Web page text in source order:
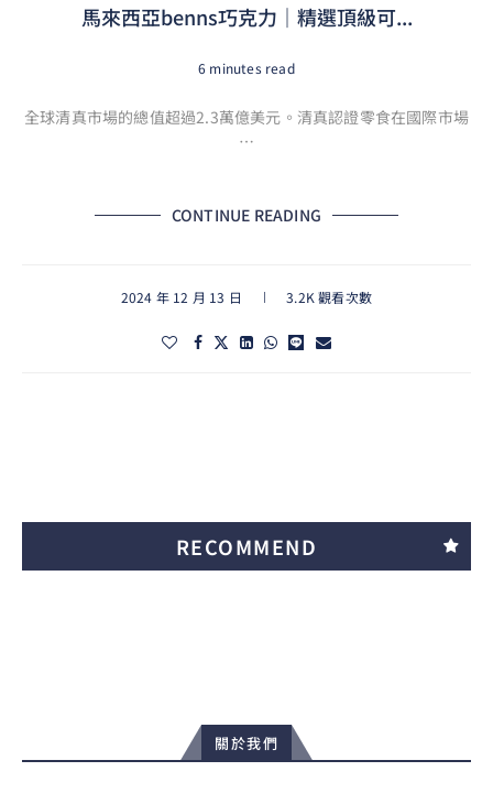
馬來西亞benns巧克力｜精選頂級可...
6 minutes read
全球清真市場的總值超過2.3萬億美元。清真認證零食在國際市場
…
CONTINUE READING
2024 年 12 月 13 日 3.2K 觀看次數
RECOMMEND
關於我們